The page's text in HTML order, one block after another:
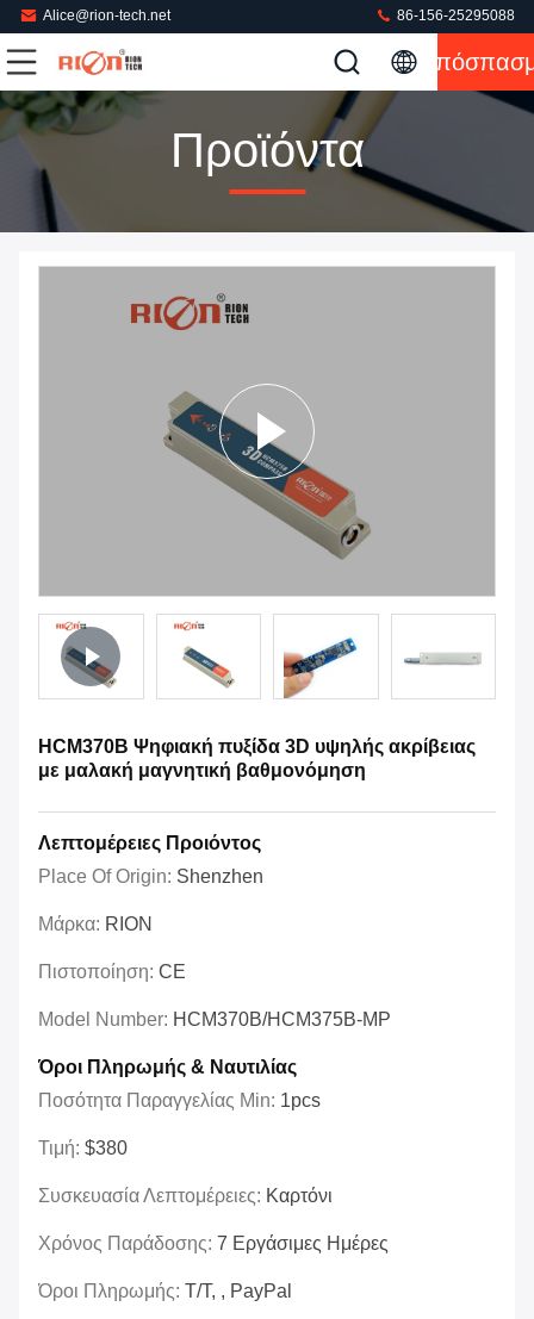
Alice@rion-tech.net 86-156-25295088
Προϊόντα
HCM370B Ψηφιακή πυξίδα 3D υψηλής ακρίβειας
με μαλακή μαγνητική βαθμονόμηση
Λεπτομέρειες Προιόντος
Place Of Origin: Shenzhen
Μάρκα: RION
Πιστοποίηση: CE
Model Number: HCM370B/HCM375B-MP
Όροι Πληρωμής & Ναυτιλίας
Ποσότητα Παραγγελίας Min: 1pcs
Τιμή: $380
Συσκευασία Λεπτομέρειες: Καρτόνι
Χρόνος Παράδοσης: 7 Εργάσιμες Ημέρες
Όροι Πληρωμής: T/T, , PayPal